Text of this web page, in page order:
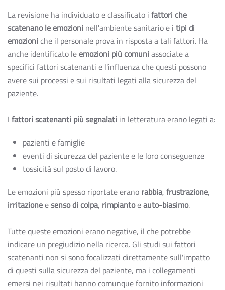
La revisione ha individuato e classificato i fattori che
scatenano le emozioni nell'ambiente sanitario e i tipi di
emozioni che il personale prova in risposta a tali fattori. Ha
anche identificato leemozioni più comuni associate a
specifici fattori scatenanti e l'influenza che questi possono
avere sui processi e sui risultati legati alla sicurezza del
paziente.
I fattori scatenanti più segnalati in letteratura erano legati a:
pazienti e famiglie
eventi di sicurezza del paziente e le loro conseguenze
tossicità sul posto di lavoro.
Le emozioni più spesso riportate erano rabbia, frustrazione,
irritazioneesenso di colpa, rimpiantoeauto-biasimo.
Tutte queste emozioni erano negative, il che potrebbe
indicare un pregiudizio nella ricerca. Gli studi sui fattori
scatenanti non si sono focalizzati direttamente sull'impatto
di questi sulla sicurezza del paziente, ma i collegamenti
emersi nei risultati hanno comunque fornito informazioni